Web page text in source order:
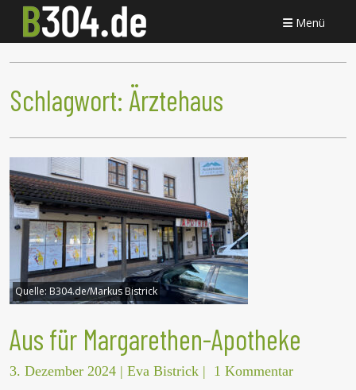
Menü
Schlagwort: Ärztehaus
Quelle: B304.de/Markus Bistrick
Aus für Margarethen-Apotheke
3. Dezember 2024 | Eva Bistrick | 1 Kommentar